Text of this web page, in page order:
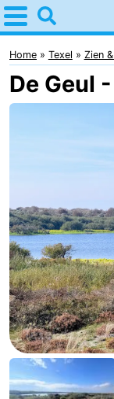
Home
Texel
Tips
Den
Burg
-
Den
Hoorn
-
De
Cocksdorp
-
De
Koog
-
Oudeschild
Home Texel Zien
De Geul